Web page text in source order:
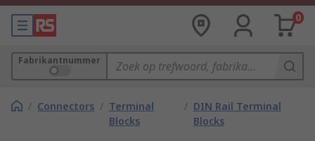
0
Fabrikantnummer
/ Connectors / Terminal
Blocks
/ DIN Rail Terminal
Blocks